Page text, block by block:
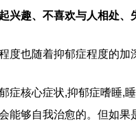
兴趣、不喜欢与人相处、
度也随着抑郁症程度的加
症核心症状,抑郁症嗜睡,
能够自我治愈的。但如